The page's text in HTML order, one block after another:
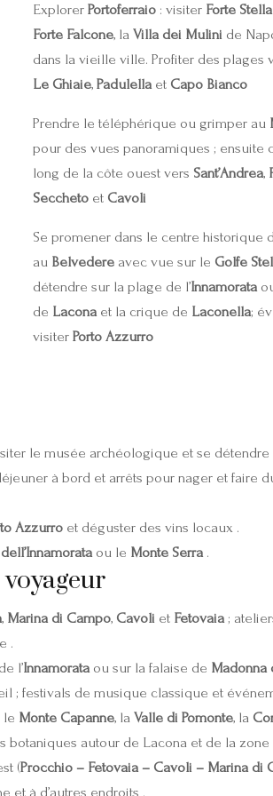
Explorer Portoferraio: visiter Forte Stella
Forte Falcone, la Villa dei Mulini de
dans la vieille ville. Profiter des plages
Le Ghiaie, Padulellaet Capo Bianco
Prendre le téléphérique ou grimper au
pour des vues panoramiques ; ensuite
long de la côte ouest vers Sant’Andrea,
Secchetoet Cavoli
Se promener dans le centre historique
au Belvedereavec vue sur le Golfe
détendre sur la plage de l’Innamorata
de Laconaet la crique de Laconella;
visiter Porto Azzurro
le musée archéologique et se détendre
à bord et arrêts pour nager et
Azzurro et déguster des vins locaux .
ou le Monte Serra.
, Marina di Campo, Cavoli et Fetovaia;
.
l’Innamorataou sur la falaise de Madonna
; festivals de musique classique et
le Monte Capanne, la Valle di Pomonte, la
botaniques autour de Lacona et de la
(Procchio – Fetovaia – Cavoli – Marina di
et à d’autres endroits .